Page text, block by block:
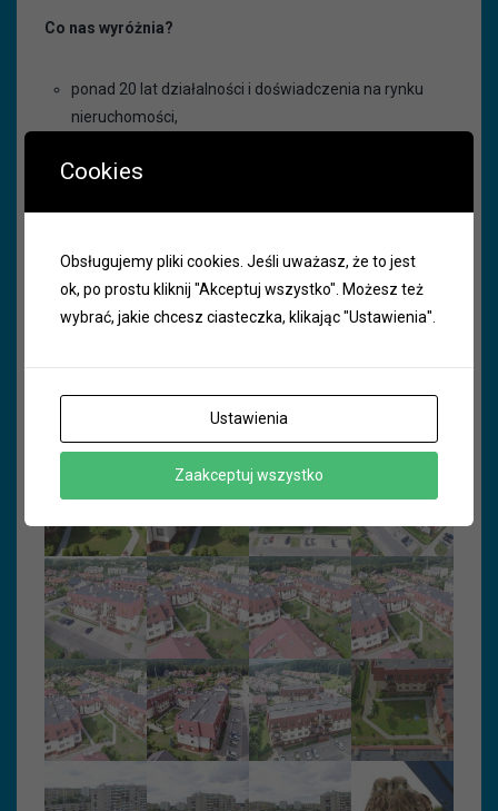
Co nas wyróżnia?
ponad 20 lat działalności i doświadczenia na rynku
nieruchomości,
zapewniające minimalizację kosztów utrzymania
nieruchomości,
dbałość o wygodę mieszkańców,
troska o estetykę posesji.
Cookies
Obsługujemy pliki cookies. Jeśli uważasz, że to jest
ok, po prostu kliknij "Akceptuj wszystko". Możesz też
wybrać, jakie chcesz ciasteczka, klikając "Ustawienia".
Ustawienia
Zaakceptuj wszystko